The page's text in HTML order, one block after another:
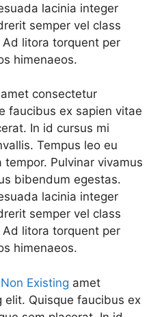
lacinia integer
semper vel class
litora torquent per
himenaeos.
consectetur
faucibus ex sapien vitae
In id cursus mi
Tempus leo eu
Pulvinar vivamus
bibendum egestas.
lacinia integer
semper vel class
litora torquent per
himenaeos.
Non Existing amet
Quisque faucibus ex